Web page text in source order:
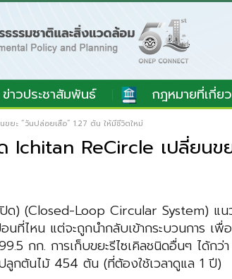
ข่าวประชาสัมพันธ์ กฎหมายที่เกี่ย
ะ “วันปล่อยเสือ” 1.27 ตัน ให้มีชีวิตใหม่
ReCircle เปลี่ยนขย
) (Closed-Loop Circular System) แน
ที่ไหน แต่จะถูกนำกลับเข้ากระบวนการ
กก. การเก็บขยะรีไซเคิลชนิดอื่นๆ ได้ก
กต้นไม้ 454 ต้น (ที่ต้องใช้เวลาดูแล 1 ปี)